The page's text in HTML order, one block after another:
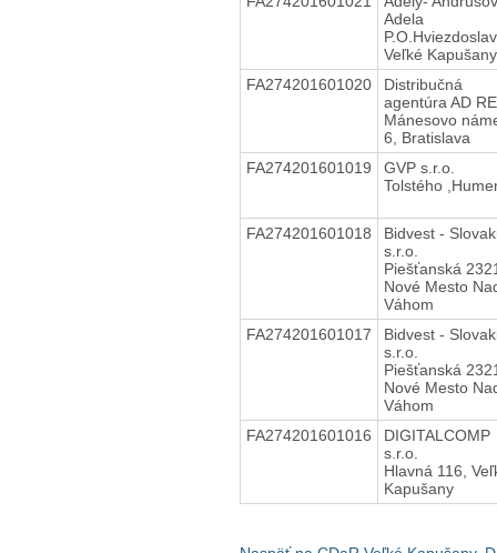
Adela
Veľké Kapušany
FA274201601020
Distribučná
agentúra AD
Mánesovo
6, Bratislava
FA274201601019
GVP s.r.o.
Tolstého
FA274201601018
Bidvest -
s.r.o.
Piešťanská
Nové Mesto
Váhom
FA274201601017
Bidvest -
s.r.o.
Piešťanská
Nové Mesto
Váhom
FA274201601016
DIGITALCOMP
s.r.o.
Hlavná 116,
Kapušany